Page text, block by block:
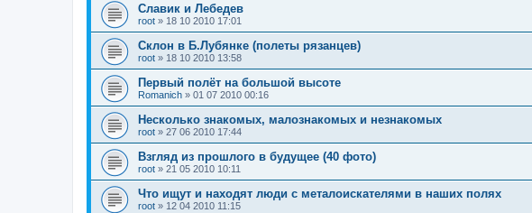
Славик и Лебедев
root » 18 10 2010 17:01
Склон в Б.Лубянке (полеты рязанцев)
root » 18 10 2010 13:58
Первый полёт на большой высоте
Romanich » 01 07 2010 00:16
Несколько знакомых, малознакомых и незнакомых
root » 27 06 2010 17:44
Взгляд из прошлого в будущее (40 фото)
root » 21 05 2010 10:11
Что ищут и находят люди с металоискателями в наших полях
root » 12 04 2010 11:15